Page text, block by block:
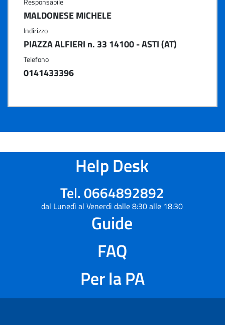
MALDONESE MICHELE
Indirizzo
PIAZZA ALFIERI n. 33 14100 - ASTI (AT)
Telefono
0141433396
Help Desk
Tel. 0664892892
dal Lunedì al Venerdì dalle 8:30 alle 18:30
Guide
FAQ
Per la PA